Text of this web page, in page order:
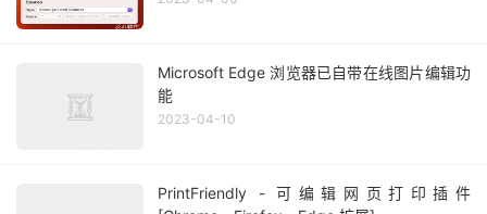
Microsoft Edge 浏览器已自带在线图片编辑功
能
2023-04-10
PrintFriendly - 可编辑网页打印插件